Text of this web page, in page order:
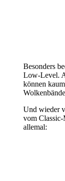
Besonders
Low-Level.
können
Und wieder
vom
allemal: